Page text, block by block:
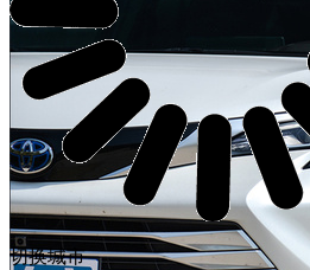
切换城市